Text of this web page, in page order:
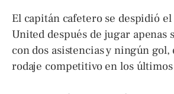
El capitán cafetero se despidió
United después de jugar apenas
con dos asistencias y ningún
rodaje competitivo en los últimos